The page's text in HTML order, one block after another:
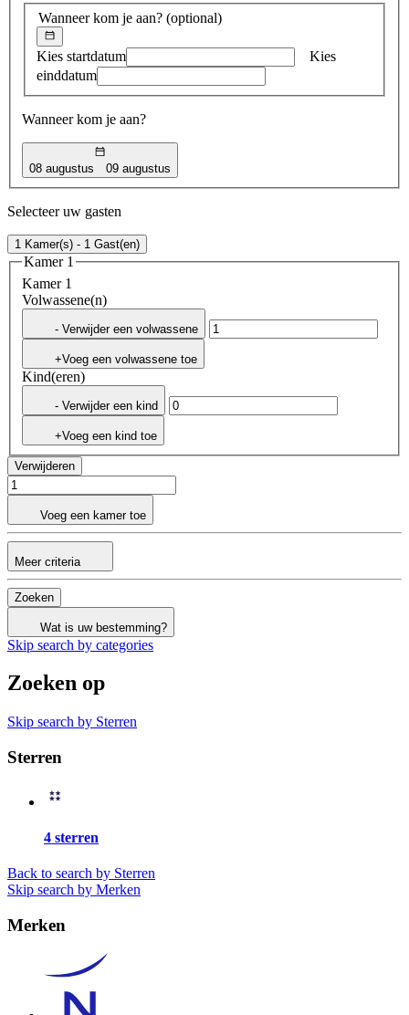
Wanneer kom je aan? (optional)
Kies startdatum
Kies
einddatum
Wanneer kom je aan?
08 augustus 09 augustus
Selecteer uw gasten
1 Kamer(s) - 1 Gast(en)
Kamer 1
Kamer 1
Volwassene(n)
- Verwijder een volwassene
+Voeg een volwassene toe
Kind(eren)
- Verwijder een kind
+Voeg een kind toe
Verwijderen
Voeg een kamer toe
Meer criteria
Zoeken
Wat is uw bestemming?
Skip search by categories
Zoeken op
Skip search by Sterren
Sterren
4 sterren
Back to search by Sterren
Skip search by Merken
Merken